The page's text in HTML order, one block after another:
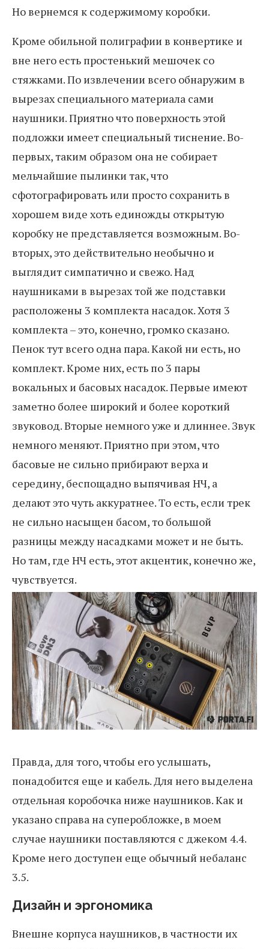
Но вернемся к содержимому коробки.
Кроме обильной полиграфии в конвертике и
вне него есть простенький мешочек со
стяжками. По извлечении всего обнаружим в
вырезах специального материала сами
наушники. Приятно что поверхность этой
подложки имеет специальный тиснение. Во-
первых, таким образом она не собирает
мельчайшие пылинки так, что
сфотографировать или просто сохранить в
хорошем виде хоть единожды открытую
коробку не представляется возможным. Во-
вторых, это действительно необычно и
выглядит симпатично и свежо. Над
наушниками в вырезах той же подставки
расположены 3 комплекта насадок. Хотя 3
комплекта – это, конечно, громко сказано.
Пенок тут всего одна пара. Какой ни есть, но
комплект. Кроме них, есть по 3 пары
вокальных и басовых насадок. Первые имеют
заметно более широкий и более короткий
звуковод. Вторые немного уже и длиннее. Звук
немного меняют. Приятно при этом, что
басовые не сильно прибирают верха и
середину, беспощадно выпячивая НЧ, а
делают это чуть аккуратнее. То есть, если трек
не сильно насыщен басом, то большой
разницы между насадками может и не быть.
Но там, где НЧ есть, этот акцентик, конечно же,
чувствуется.
Правда, для того, чтобы его услышать,
понадобится еще и кабель. Для него выделена
отдельная коробочка ниже наушников. Как и
указано справа на суперобложке, в моем
случае наушники поставляются с джеком 4.4.
Кроме него доступен еще обычный небаланс
3.5.
Дизайн и эргономика
Внешне корпуса наушников, в частности их